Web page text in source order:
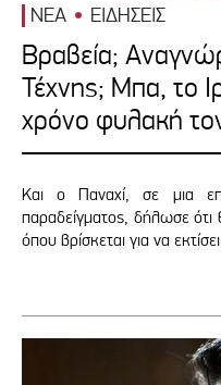
ΝΕΑ ΕΙΔΗΣΕΙΣ
Βραβεία;
Τέχνης; Μπα, το
χρόνο φυλακή
Και ο Παναχί, σε μια
παραδείγματος, δήλωσε ότι
όπου βρίσκεται για να